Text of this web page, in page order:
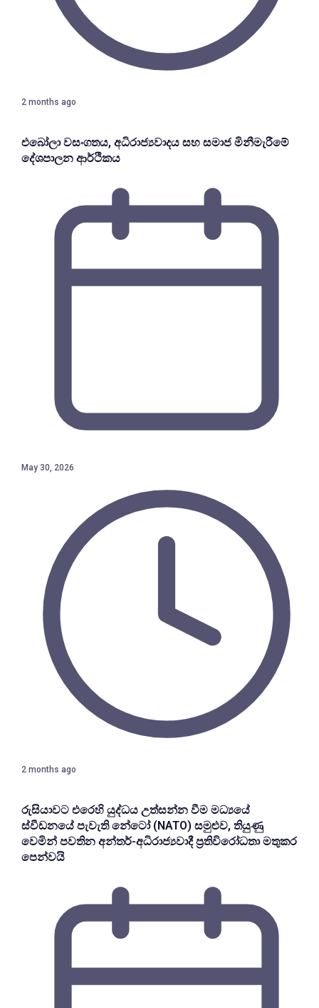
2 months ago
එබෝලා වසංගතය, අධිරාජ්‍යවාදය සහ සමාජ මිනීමැරීමේ
දේශපාලන ආර්ථිකය
May 30, 2026
2 months ago
රුසියාවට එරෙහි යුද්ධය උත්සන්න වීම මධ්‍යයේ
ස්වීඩනයේ පැවැති නේටෝ (NATO) සමුළුව, තියුණු
වෙමින් පවතින අන්තර්-අධිරාජ්‍යවාදී ප්‍රතිවිරෝධතා මතුකර
පෙන්වයි